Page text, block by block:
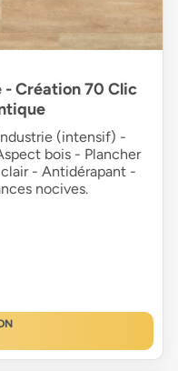
- Création 70 Clic
(intensif) -
bois - Plancher
- Antidérapant -
nocives.